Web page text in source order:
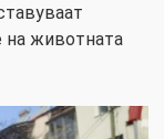
на животната